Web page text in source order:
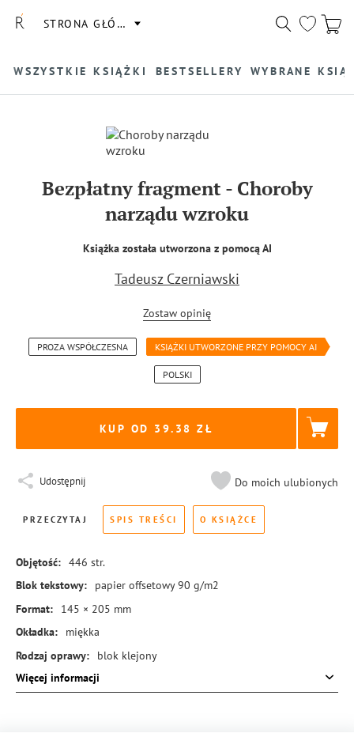
STRONA GŁÓWNA
WSZYSTKIE KSIĄŻKI BESTSELLERY WYBRANE
Bezpłatny fragment- Choroby
narządu wzroku
Książka została utworzona z pomocą AI
Tadeusz Czerniawski
Zostaw opinię
PROZA WSPÓŁCZESNA KSIĄŻKI UTWORZONE PRZY POMOCY AI
POLSKI
KUP OD 39.38
Udostępnij Do moich ulubionych
PRZECZYTAJ SPIS TREŚCI O KSIĄŻCE
Objętość: 446 str.
Blok tekstowy:
papier offsetowy 90 g/m2
Format:
145 × 205 mm
Okładka:
miękka
Rodzaj oprawy:
blok klejony
ISBN:
978-83-8455-084-7
Więcej informacji